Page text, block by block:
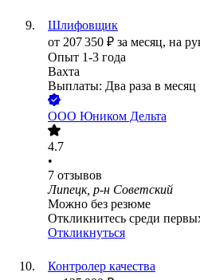
Шлифовщик
от 207 350 ₽ за месяц, на
Опыт 1-3 года
Вахта
Выплаты: Два раза в месяц
ООО Юником Дельта
4.7
•
7 отзывов
Липецк, р-н Советский
Можно без резюме
Откликнитесь среди
Откликнуться
Контролер качества